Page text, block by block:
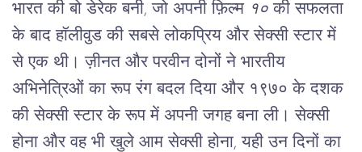
भारत की बो डेरेक बनी, जो अपनी फ़िल्म १० की सफलता
के बाद हॉलीवुड की सबसे लोकप्रिय और सेक्सी स्टार में
से एक थी। ज़ीनत और परवीन दोनों ने भारतीय
अभिनेत्रिओं का रूप रंग बदल दिया और १९७० के दशक
की सेक्सी स्टार के रूप में अपनी जगह बना ली। सेक्सी
होना और वह भी खुले आम सेक्सी होना, यही उन दिनों का